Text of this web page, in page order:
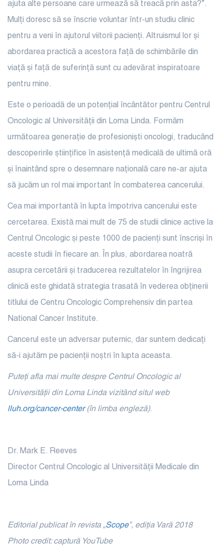
ajuta alte persoane care urmează să treacă prin asta?”.
Mulți doresc să se înscrie voluntar într-un studiu clinic
pentru a veni în ajutorul viitorii pacienți. Altruismul lor și
abordarea practică a acestora față de schimbările din
viață și față de suferință sunt cu adevărat inspiratoare
pentru mine.
Este o perioadă de un potențial încântător pentru Centrul
Oncologic al Universității din Loma Linda. Formăm
următoarea generație de profesioniști oncologi, traducând
descoperirile științifice în asistență medicală de ultimă oră
și înaintând spre o desemnare națională care ne-ar ajuta
să jucăm un rol mai important în combaterea cancerului.
Cea mai importantă în lupta împotriva cancerului este
cercetarea. Există mai mult de 75 de studii clinice active la
Centrul Oncologic și peste 1000 de pacienți sunt înscriși în
aceste studii în fiecare an. În plus, abordarea noatră
asupra cercetării și traducerea rezultatelor în îngrijirea
clinică este ghidată strategia trasată în vederea obținerii
titlului de Centru Oncologic Comprehensiv din partea
National Cancer Institute.
Cancerul este un adversar puternic, dar suntem dedicați
să-i ajutăm pe pacienții noștri în lupta aceasta.
Puteți afla mai multe despre Centrul Oncologic al
Universității din Loma Linda vizitând situl web
lluh.org/cancer-center(în limba engleză).
Dr. Mark E. Reeves
Director Centrul Oncologic al Universității Medicale din
Loma Linda
Editorial publicat în revista „Scope”, ediția Vară 2018
Photo credit: captură YouTube